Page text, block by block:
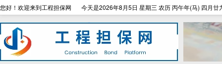
您好！欢迎来到工程担保网 今天是2026年8月5日 星期三 农历 丙午年(马) 四月廿